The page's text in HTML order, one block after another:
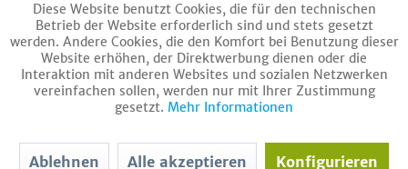
Diese Website benutzt Cookies, die für den technischen
Betrieb der Website erforderlich sind und stets gesetzt
werden. Andere Cookies, die den Komfort bei Benutzung dieser
Website erhöhen, der Direktwerbung dienen oder die
Interaktion mit anderen Websites und sozialen Netzwerken
vereinfachen sollen, werden nur mit Ihrer Zustimmung
gesetzt. Mehr Informationen
Ablehnen Alle akzeptieren Konfigurieren